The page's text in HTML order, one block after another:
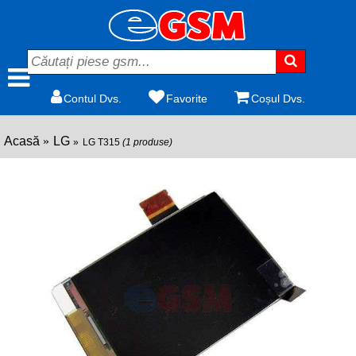
Contul Dvs. Favorite Coșul Dvs.
Acasă LG LG T315 (1 produse)